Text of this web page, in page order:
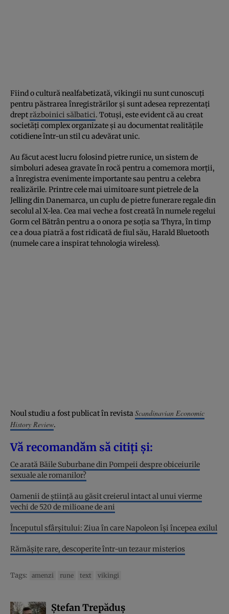
Fiind o cultură nealfabetizată, vikingii nu sunt cunoscuți
pentru păstrarea înregistrărilor și sunt adesea reprezentați
dreptrăzboinici sălbatici. Totuși, este evident că au creat
societăți complex organizate și au documentat realitățile
cotidiene într-un stil cu adevărat unic.
Au făcut acest lucru folosind pietre runice, un sistem de
simboluri adesea gravate în rocă pentru a comemora morții,
a înregistra evenimente importante sau pentru a celebra
realizările. Printre cele mai uimitoare sunt pietrele de la
Jelling din Danemarca, un cuplu de pietre funerare regale din
secolul al X-lea. Cea mai veche a fost creată în numele regelui
Gorm cel Bătrân pentru a o onora pe soția sa Thyra, în timp
ce a doua piatră a fost ridicată de fiul său, Harald Bluetooth
(numele care a inspirat tehnologia wireless).
Noul studiu a fost publicat în revista Scandinavian Economic
History Review.
Vă recomandăm să citiți și:
Ce arată Băile Suburbane din Pompeii despre obiceiurile
sexuale ale romanilor?
Oamenii de știință au găsit creierul intact al unui vierme
vechi de 520 de milioane de ani
Începutul sfârşitului: Ziua în care Napoleon îşi începea exilul
Rămășițe rare, descoperite într-un tezaur misterios
Tags: amenzi rune text vikingi
Ștefan Trepăduș